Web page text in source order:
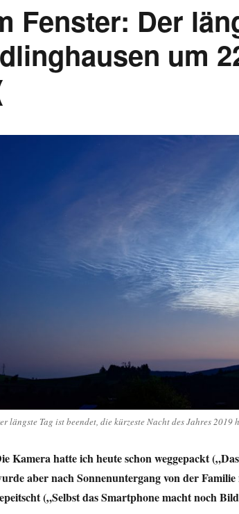
Fenster: Der
um
längste Tag ist beendet, die kürzeste Nacht des Jahres 2019
Kamera hatte ich heute schon weggepackt
aber nach Sonnenuntergang von der
(„Selbst das Smartphone macht noch